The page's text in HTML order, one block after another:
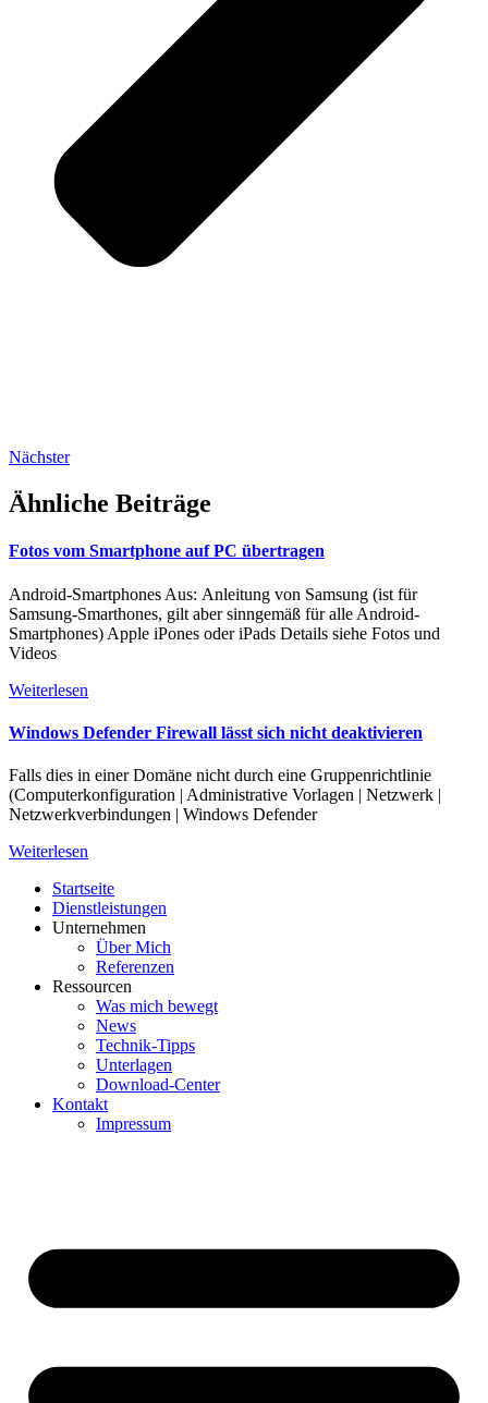
Nächster
Ähnliche Beiträge
Fotos vom Smartphone auf PC übertragen
Android-Smartphones Aus: Anleitung von Samsung (ist für
Samsung-Smarthones, gilt aber sinngemäß für alle Android-
Smartphones) Apple iPones oder iPads Details siehe Fotos und
Videos
Weiterlesen
Windows Defender Firewall lässt sich nicht deaktivieren
Falls dies in einer Domäne nicht durch eine Gruppenrichtlinie
(Computerkonfiguration | Administrative Vorlagen | Netzwerk |
Netzwerkverbindungen | Windows Defender
Weiterlesen
Startseite
Dienstleistungen
Unternehmen
Über Mich
Referenzen
Ressourcen
Was mich bewegt
News
Technik-Tipps
Unterlagen
Download-Center
Kontakt
Impressum